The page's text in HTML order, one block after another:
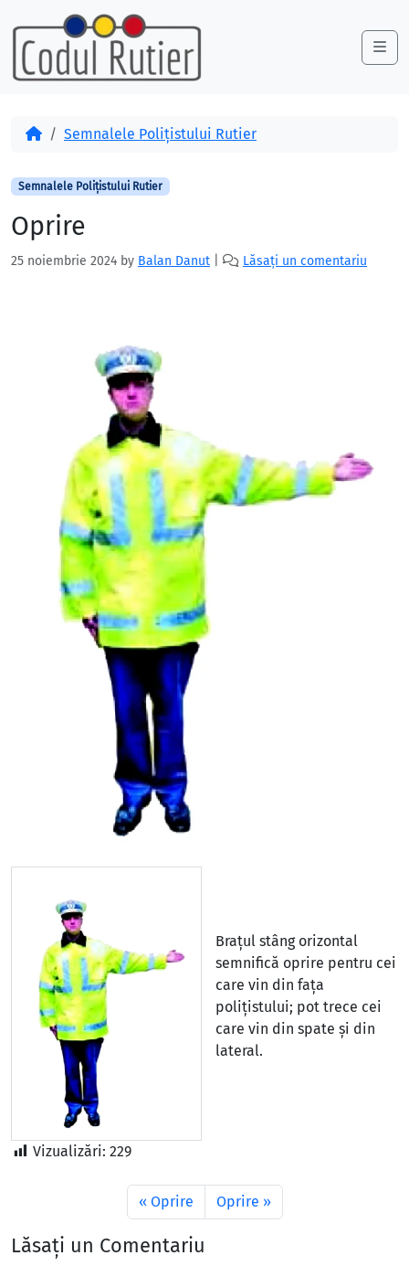
Skip to content
Skip to footer
AcasăSemnalele Polițistului Rutier
Semnalele Polițistului Rutier
Oprire
25 noiembrie 2024 by Balan Danut Lăsați un comentariu
Brațul stâng orizontal
semnifică oprire pentru cei
care vin din fața
polițistului; pot trece cei
care vin din spate și din
lateral.
Vizualizări: 229
Oprire Oprire
Lăsați un Comentariu